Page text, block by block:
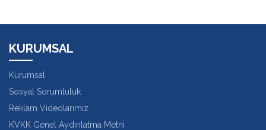
KURUMSAL
Kurumsal
Sosyal Sorumluluk
Reklam Videolarımız
KVKK Genel Aydınlatma Metni